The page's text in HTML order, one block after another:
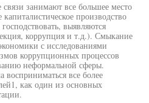
занимают все большее место
производство
выявляются
коррупция и т.д.). Смыкание
с исследованиями
коррупционных процессов
неформальной сферы.
восприниматься все более
как один из основных